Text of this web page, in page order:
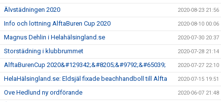
Älvstädningen 2020 2020-08-23 21:56
Info och lottning AlftaBuren Cup 2020 2020-08-10 00:06
Magnus Dehlin i Helahälsingland.se 2020-07-30 20:37
Storstädning i klubbrummet 2020-07-28 21:14
AlftaBurenCup 2020&#129342;&#8205;&#9792;&#65039; 2020-07-27 22:10
HelaHälsingland.se: Eldsjäl fixade beachhandboll till Alfta 2020-07-15 19:51
Ove Hedlund ny ordförande 2020-06-07 21:48